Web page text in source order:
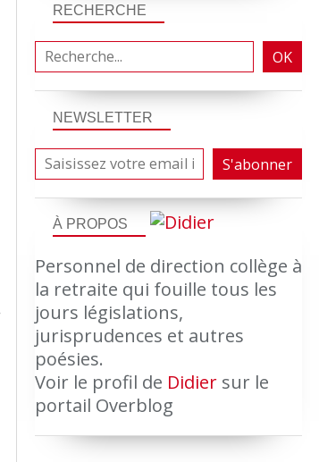
NEWSLETTER
RECHERCHE
À PROPOS
Personnel de direction collège à
la retraite qui fouille tous les
jours législations,
jurisprudences et autres
poésies.
Voir le profil de Didier sur le
portail Overblog